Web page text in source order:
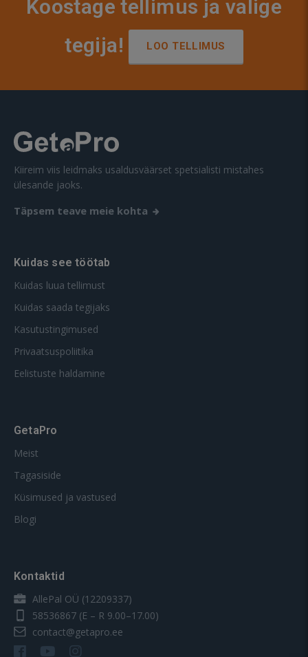
Koostage tellimus ja valige
tegija!
LOO TELLIMUS
Kiireim viis leidmaks usaldusväärset spetsialisti mistahes
ülesande jaoks.
Täpsem teave meie kohta
Kuidas see töötab
Kuidas luua tellimust
Kuidas saada tegijaks
Kasutustingimused
Privaatsuspoliitika
Eelistuste haldamine
GetaPro
Meist
Tagasiside
Küsimused ja vastused
Blogi
Kontaktid
AllePal OÜ (12209337)
58536867 (E – R 9.00–17.00)
contact@getapro.ee